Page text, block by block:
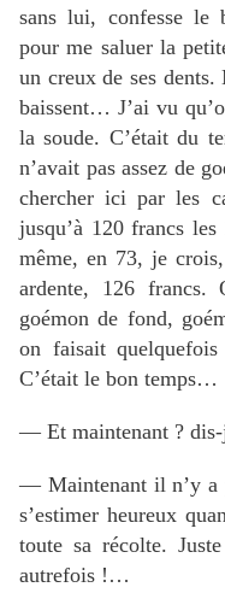
sans lui, confesse le
pour me saluer la
un creux de ses
baissent… J’ai vu
la soude. C’était du
n’avait pas assez de
chercher ici par les
jusqu’à 120 francs
même, en 73, je
ardente, 126 francs.
goémon de fond,
on faisait
C’était le bon temps…
— Et maintenant ? dis-
— Maintenant il n’y a
s’estimer heureux
toute sa récolte.
autrefois !…